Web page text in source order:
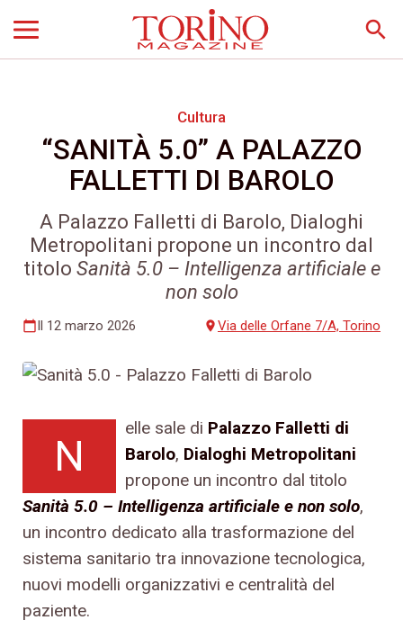
search
Cultura
“SANITÀ 5.0” A PALAZZO
FALLETTI DI BAROLO
A Palazzo Falletti di Barolo, Dialoghi
Metropolitani propone un incontro dal
titolo Sanità 5.0 – Intelligenza artificiale e
non solo
calendar_todayIl 12 marzo 2026 placeVia delle Orfane 7/A, Torino
N
elle sale di Palazzo Falletti di
Barolo, Dialoghi Metropolitani
propone un incontro dal titolo
Sanità 5.0 – Intelligenza artificiale e non solo,
un incontro dedicato alla trasformazione del
sistema sanitario tra innovazione tecnologica,
nuovi modelli organizzativi e centralità del
paziente.